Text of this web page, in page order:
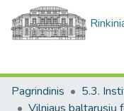
Pagrindinis